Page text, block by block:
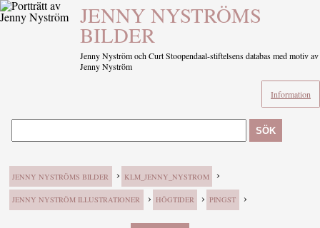
JENNY NYSTRÖMS
BILDER
Jenny Nyström och Curt Stoopendaal-stiftelsens databas med motiv av
Jenny Nyström
Information
SÖK
JENNY NYSTRÖMS BILDER › KLM_JENNY_NYSTROM ›
JENNY NYSTRÖM ILLUSTRATIONER › HÖGTIDER › PINGST ›